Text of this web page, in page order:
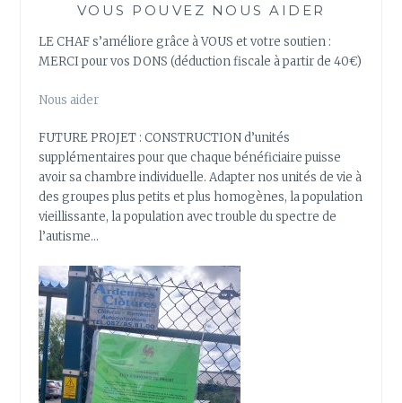
VOUS POUVEZ NOUS AIDER
LE CHAF s’améliore grâce à VOUS et votre soutien :
MERCI pour vos DONS (déduction fiscale à partir de 40€)
Nous aider
FUTURE PROJET : CONSTRUCTION d’unités
supplémentaires pour que chaque bénéficiaire puisse
avoir sa chambre individuelle. Adapter nos unités de vie à
des groupes plus petits et plus homogènes, la population
vieillissante, la population avec trouble du spectre de
l’autisme…